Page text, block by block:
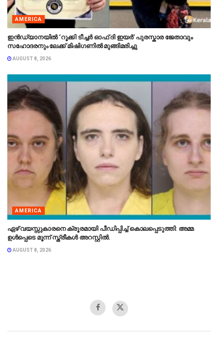
AMERICA
ഇൻഡ്യാനയിൽ ‘റൂക്കി ടീച്ചർ ഓഫ് ദി ഇയർ’ പുരസ്കാര ജേതാവും
സഹോദരനും ലേക്ക് മിഷിഗണിൽ മുങ്ങിമരിച്ചു
AUGUST 8, 2026
AMERICA
ഏഴ് വയസ്സുകാരനെ ക്രൂരമായി പീഡിപ്പിച്ച് കൊലപ്പെടുത്തി: അമ്മ
ഉൾപ്പെടെ മൂന്ന് സ്ത്രീകൾ അറസ്റ്റിൽ.
AUGUST 8, 2026